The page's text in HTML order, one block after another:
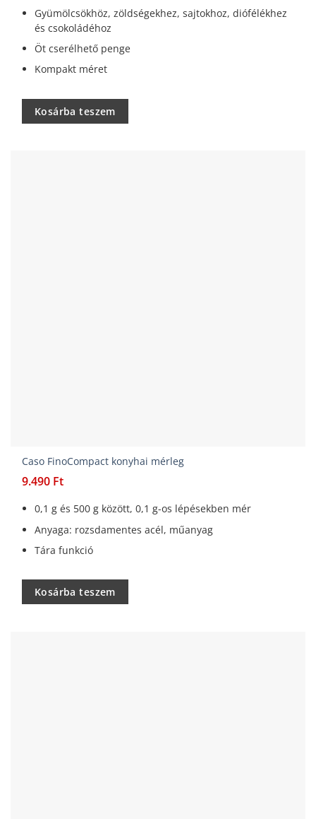
Gyümölcsökhöz, zöldségekhez, sajtokhoz, diófélékhez
és csokoládéhoz
Öt cserélhető penge
Kompakt méret
Kosárba teszem
Caso FinoCompact konyhai mérleg
9.490 Ft
0,1 g és 500 g között, 0,1 g-os lépésekben mér
Anyaga: rozsdamentes acél, műanyag
Tára funkció
Kosárba teszem